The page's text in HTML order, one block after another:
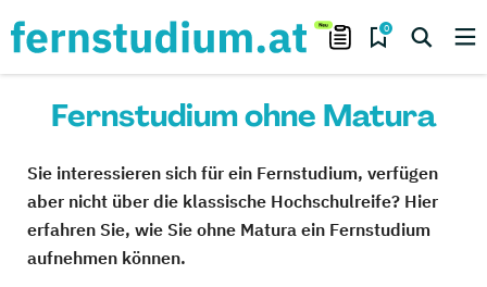
0
Fernstudium ohne Matura
Sie interessieren sich für ein Fernstudium, verfügen
aber nicht über die klassische Hochschulreife? Hier
erfahren Sie, wie Sie ohne Matura ein Fernstudium
aufnehmen können.